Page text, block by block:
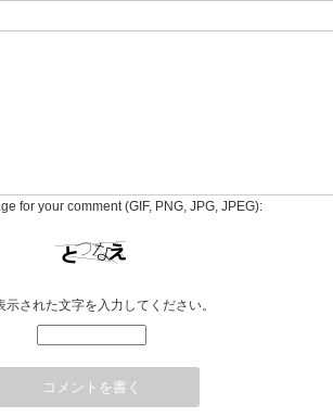
for your comment (GIF, PNG, JPG, JPEG):
示された文字を入力してください。